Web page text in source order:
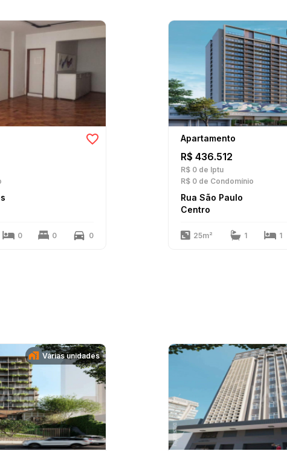
0 0 0
Apartamento
R$ 436.512
R$ 0 de Iptu
R$ 0 de Condomínio
Rua São Paulo
Centro
25m² 1 1
Várias unidades